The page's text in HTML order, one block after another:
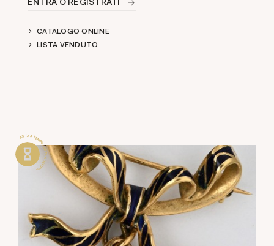
CATALOGO ONLINE
LISTA VENDUTO
ASTA A TEMPO . ASTA A TEMPO .